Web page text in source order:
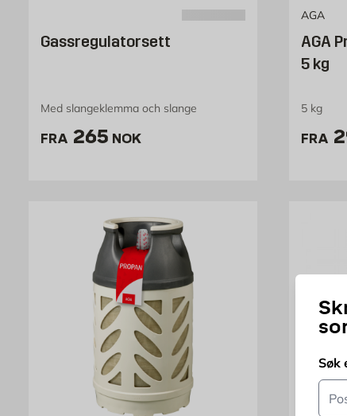
Søk
Gassregulatorsett
Med slangeklemma och slange
FRA Pris 265 NOK /stk
265 NOK
AGA
AGA
5 kg
5 kg
FRA